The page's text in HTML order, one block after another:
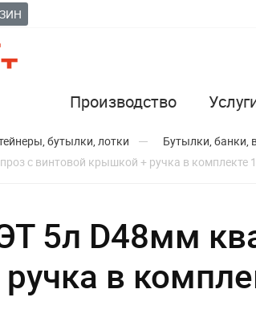
Производство
бутылки, лотки Бутылки, банки,
с винтовой крышкой + ручка в комплекте
5л D48мм
в